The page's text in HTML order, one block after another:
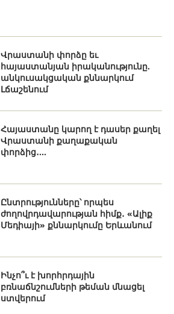
Վրաստանի փորձը եւ
հայաստանյան իրականությունը.
անկուսակցական քննարկում
Լճաշենում
Հայաստանը կարող է դասեր քաղել
Վրաստանի քաղաքական
փորձից․...
Ընտրությունները՝ որպես
ժողովրդավարության հիմք․ «Ալիք
Մեդիայի» քննարկումը Երևանում
Ինչո՞ւ է խորհրդային
բռնաճնշումների թեման մնացել
ստվերում